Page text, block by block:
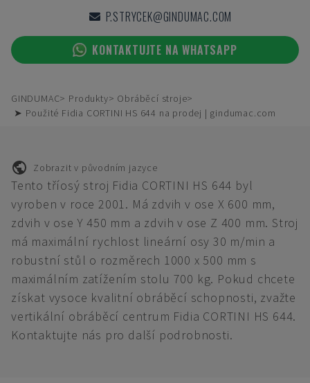
P.STRYCEK@GINDUMAC.COM
KONTAKTUJTE NA WHATSAPP
GINDUMAC Produkty
Obráběcí stroje
➤ Použité Fidia CORTINI HS 644 na prodej | gindumac.com
Zobrazit v původním jazyce
Tento tříosý stroj Fidia CORTINI HS 644 byl
vyroben v roce 2001. Má zdvih v ose X 600 mm,
zdvih v ose Y 450 mm a zdvih v ose Z 400 mm. Stroj
má maximální rychlost lineární osy 30 m/min a
robustní stůl o rozměrech 1000 x 500 mm s
maximálním zatížením stolu 700 kg. Pokud chcete
získat vysoce kvalitní obráběcí schopnosti, zvažte
vertikální obráběcí centrum Fidia CORTINI HS 644.
Kontaktujte nás pro další podrobnosti.